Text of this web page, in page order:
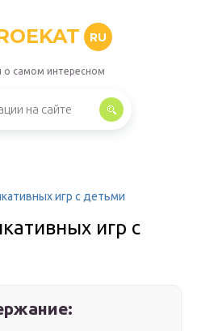
RU
о самом интересном
игр с детьми
игр с